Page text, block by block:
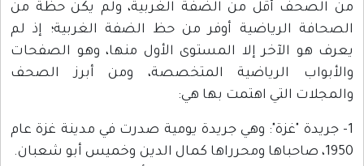
من الصحف أقل من الضفة الغربية، ولم يكن حظة من
الصحافة الرياضية أوفر من حظ الضفة الغربية؛ إذ لم
يعرف هو الآخر إلا المستوى الأول منها، وهو الصفحات
والأبواب الرياضية المتخصصة، ومن أبرز الصحف
والمجلات التي اهتمت بها هي:
1- جريدة "غزة": وهي جريدة يومية صدرت في مدينة غزة عام
1950، صاحباها ومحرراها كمال الدين وخميس أبو شعبان.